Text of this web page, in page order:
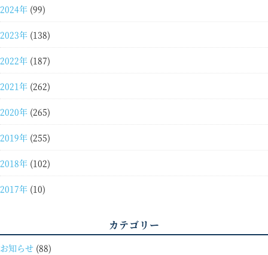
2024年 (99)
2023年 (138)
2022年 (187)
2021年 (262)
2020年 (265)
2019年 (255)
2018年 (102)
2017年 (10)
カテゴリー
お知らせ (88)